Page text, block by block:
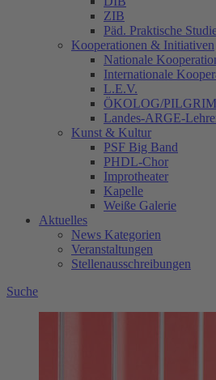
ZIB
Päd. Praktische
Kooperationen & Initiativen
Nationale
Internationale
L.E.V.
ÖKOLOG/PILGRIM
Landes-ARGE-
Kunst & Kultur
PSF Big Band
PHDL-Chor
Improtheater
Kapelle
Weiße Galerie
Aktuelles
News Kategorien
Veranstaltungen
Stellenausschreibungen
Suche